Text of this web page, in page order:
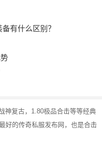
有什么区别？
神复古，1.80极品合击等等经典
好的传奇私服发布网，也是合击